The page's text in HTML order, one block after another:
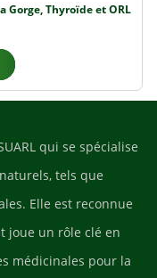
Gorge, Thyroïde et ORL
qui se spécialise
tels que
Elle est reconnue
joue un rôle clé en
médicinales pour la